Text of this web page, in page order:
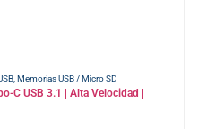
, Memorias USB / Micro SD
C USB 3.1 | Alta Velocidad |